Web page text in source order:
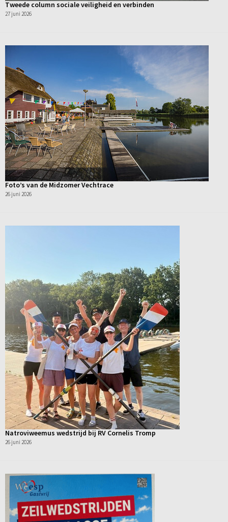
Tweede column sociale veiligheid en verbinden
27 juni 2026
Foto’s van de Midzomer Vechtrace
26 juni 2026
Natroviweemus wedstrijd bij RV Cornelis Tromp
26 juni 2026